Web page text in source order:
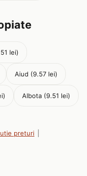
lei)
Aiud (9.57 lei)
Albota (9.51 lei)
preturi